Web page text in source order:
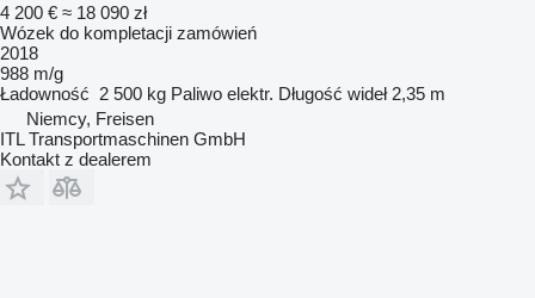
4 200 € ≈ 18 090 zł
Wózek do kompletacji zamówień
2018
988 m/g
Ładowność 2 500 kg Paliwo elektr. Długość wideł 2,35 m
Niemcy, Freisen
ITL Transportmaschinen GmbH
Kontakt z dealerem